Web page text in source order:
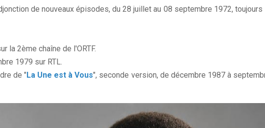
de nouveaux épisodes, du 28 juillet au 08 septembre 1972, toujours
la 2ème chaîne de l'ORTF.
1979 sur RTL.
de "La Une est à Vous", seconde version, de décembre 1987 à